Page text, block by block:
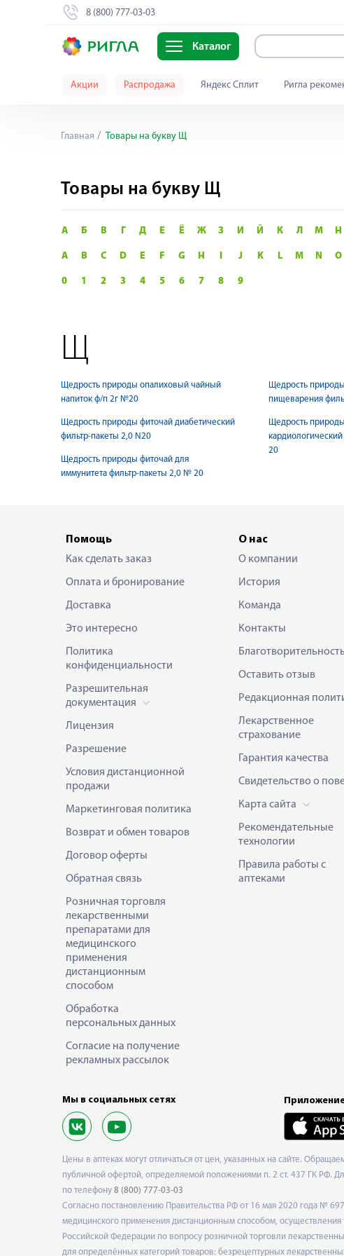
8 (800) 777-03-03
Каталог
Акции Распродажа Яндекс Сплит Ригла
Главная Товары на букву Щ
Товары на букву Щ
А Б В Г Д Е Ё Ж З И Й К Л М Н
A B C D E F G H I J K L M N O
0 1 2 3 4 5 6 7 8 9
Щ
Щедрость природы опалиховый чайный
напиток ф/п 2г №20
Щедрость природы фиточай диабетический
фильтр-пакеты 2,0 N20
Щедрость природы фиточай для
иммунитета фильтр-пакеты 2,0 № 20
Щедрость
пищеварения
Щедрость
20
Помощь
Как сделать заказ
Оплата и бронирование
Доставка
Это интересно
Политика
конфиденциальности
Разрешительная
документация
Лицензия
Разрешение
Условия дистанционной
продажи
Маркетинговая политика
Возврат и обмен товаров
Договор оферты
Обратная связь
Розничная торговля
лекарственными
препаратами для
медицинского
применения
дистанционным
способом
Обработка
персональных данных
Согласие на получение
рекламных рассылок
О нас
О компании
История
Команда
Контакты
Оставить отзыв
Редакционная
Лекарственное
страхование
Гарантия качества
Свидетельство о
Карта сайта
Рекомендательные
технологии
Правила работы с
аптеками
Мы в социальных сетях
Цены в аптеках могут отличаться от цен, указанных на сайте.
публичной офертой, определяемой положениями п. 2 ст. 437 ГК РФ.
по телефону 8 (800) 777-03-03
Согласно постановлению Правительства РФ от 16 мая 2020 года №
медицинского применения дистанционным способом, осуществления
Российской Федерации по вопросу розничной торговли
для определённых категорий товаров: безрецептурных